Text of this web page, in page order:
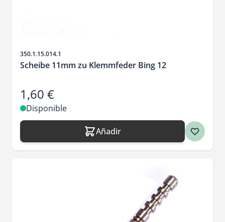
SKU
350.1.15.014.1
Scheibe 11mm zu Klemmfeder Bing 12
1,60 €
Disponible
Añadir